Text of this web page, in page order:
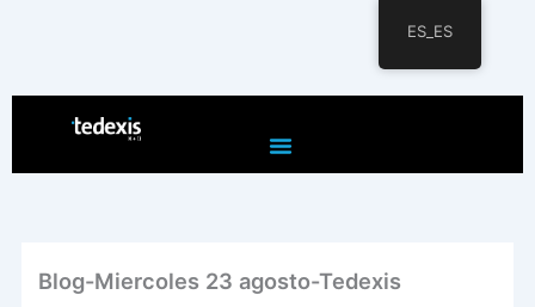
Blog-Miercoles 23 agosto-Tedexis
ES_ES